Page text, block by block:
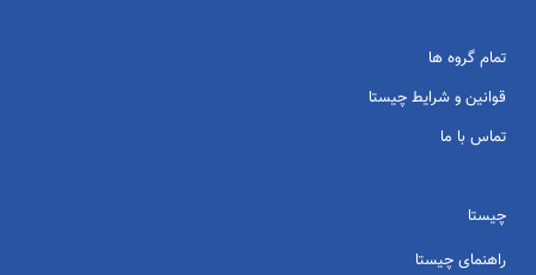
تمام گروه ها
قوانین و شرایط چیستا
تماس با ما
چیستا
راهنمای چیستا